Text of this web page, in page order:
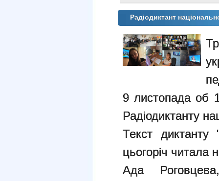
Радіодиктант
9 листопада об
Радіодиктанту
Текст диктанту
цьогоріч читала
Ада